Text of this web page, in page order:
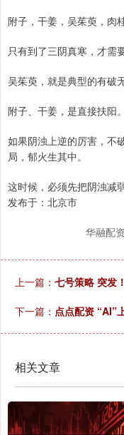
附子，干姜，吴茱萸，肉
只有到了三阴真寒，才需
吴茱萸，就是典型的有破
附子、干姜，是直接扶阳。
如果阴浊上逆的厉害，不
局，郁火生其中。
这时候，必须先把阴浊减
发布于：北京市
华融配
上一篇： 七号策略 突发
下一篇： 点点配资 “AI”
相关文章